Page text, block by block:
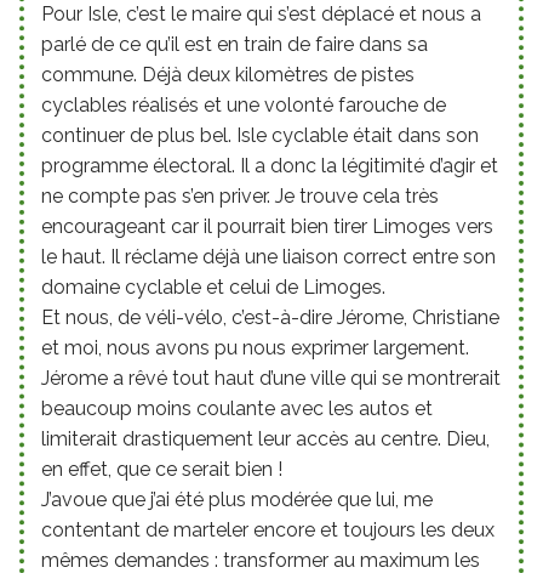
Pour Isle, c’est le maire qui s’est déplacé et nous a
parlé de ce qu’il est en train de faire dans sa
commune. Déjà deux kilomètres de pistes
cyclables réalisés et une volonté farouche de
continuer de plus bel. Isle cyclable était dans son
programme électoral. Il a donc la légitimité d’agir et
ne compte pas s’en priver. Je trouve cela très
encourageant car il pourrait bien tirer Limoges vers
le haut. Il réclame déjà une liaison correct entre son
domaine cyclable et celui de Limoges.
Et nous, de véli-vélo, c’est-à-dire Jérome, Christiane
et moi, nous avons pu nous exprimer largement.
Jérome a rêvé tout haut d’une ville qui se montrerait
beaucoup moins coulante avec les autos et
limiterait drastiquement leur accès au centre. Dieu,
en effet, que ce serait bien !
J’avoue que j’ai été plus modérée que lui, me
contentant de marteler encore et toujours les deux
mêmes demandes : transformer au maximum les